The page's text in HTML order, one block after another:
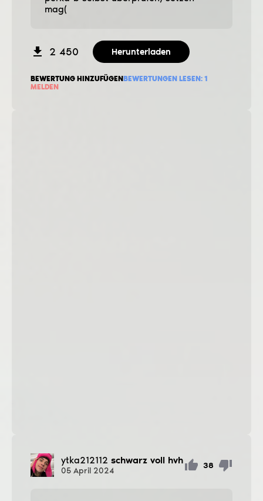
mag(
2 450 Herunterladen
BEWERTUNG HINZUFÜGENBEWERTUNGEN LESEN: 1
MELDEN
ytka212112 schwarz voll hvh
05 April 2024
38